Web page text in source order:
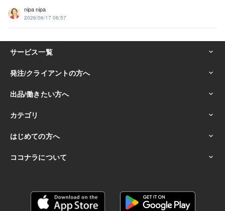
nipa nipa
2026/06/17 06:57